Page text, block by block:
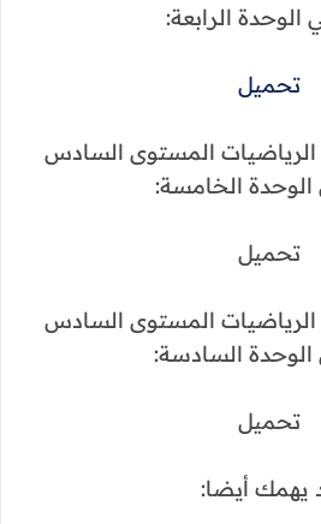
الوحدة الرابعة:
تحميل
المستوى السادس
الوحدة الخامسة:
تحميل
المستوى السادس
الوحدة السادسة:
تحميل
يهمك أيضا: